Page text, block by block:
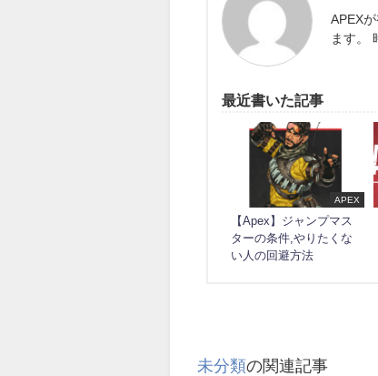
APEX
ます。
最近書いた記事
APEX
【Apex】ジャンプマス
ターの条件,やりたくな
い人の回避方法
未分類の関連記事